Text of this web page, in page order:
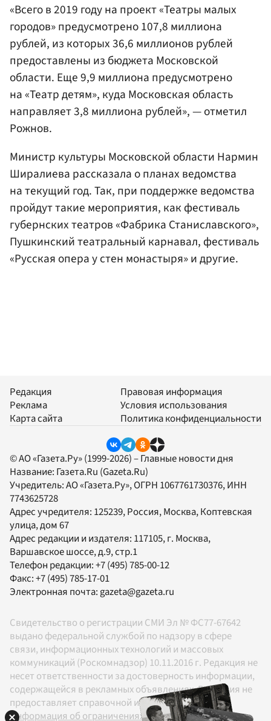
«Всего в 2019 году на проект «Театры малых
городов» предусмотрено 107,8 миллиона
рублей, из которых 36,6 миллионов рублей
предоставлены из бюджета Московской
области. Еще 9,9 миллиона предусмотрено
на «Театр детям», куда Московская область
направляет 3,8 миллиона рублей», — отметил
Рожнов.
Министр культуры Московской области Нармин
Ширалиева рассказала о планах ведомства
на текущий год. Так, при поддержке ведомства
пройдут такие мероприятия, как фестиваль
губернских театров «Фабрика Станиславского»,
Пушкинский театральный карнавал, фестиваль
«Русская опера у стен монастыря» и другие.
Редакция
Реклама
Карта сайта
Правовая информация
Условия использования
Политика конфиденциальности
© АО «Газета.Ру» (1999-2026) – Главные новости дня
Название: Газета.Ru (Gazeta.Ru)
Учредитель:АО «Газета.Ру», ОГРН 1067761730376, ИНН
7743625728
Адрес учредителя: 125239, Россия, Москва, Коптевская
улица, дом 67
Адрес редакции и издателя: 117105, г. Москва,
Варшавское шоссе, д.9, стр.1
Телефон редакции:+7 (495) 785-00-12
Факс:+7 (495) 785-17-01
Электронная почта:gazeta@gazeta.ru
Свидетельство о регистрации СМИ Эл № ФС77-67642
выдано федеральной службой по надзору в сфере
связи, информационных технологий и массовых
коммуникаций (Роскомнадзор) 10.11.2016 г. Редакция не
несет ответственности за достоверность информации,
содержащейся в рекламных объявлениях. Редакция не
предоставляет справочной информации.
Информация об ограничениях